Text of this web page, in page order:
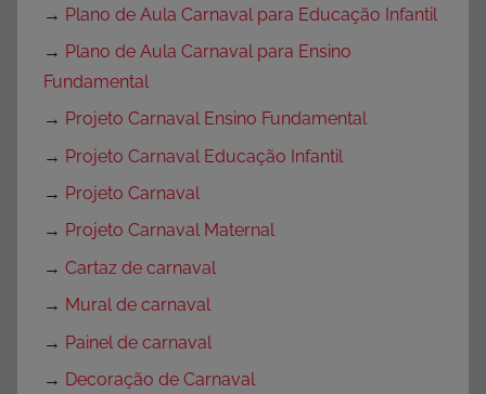
→ Plano de Aula Carnaval para Educação Infantil
→ Plano de Aula Carnaval para Ensino
Fundamental
→ Projeto Carnaval Ensino Fundamental
→ Projeto Carnaval Educação Infantil
→ Projeto Carnaval
→ Projeto Carnaval Maternal
→ Cartaz de carnaval
→ Mural de carnaval
→ Painel de carnaval
→ Decoração de Carnaval